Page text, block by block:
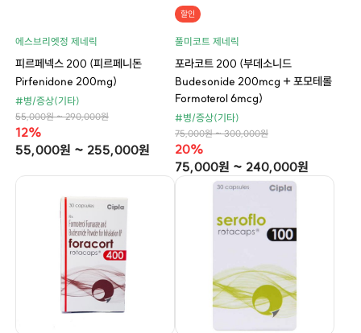
에스브리엣정 제네릭
피르페넥스 200 (피르페니돈
Pirfenidone 200mg)
#병/증상(기타)
55,000원 ~ 290,000원
12%
55,000원 ~ 255,000원
할인
풀미코트 제네릭
포라코트 200 (부데소니드
Budesonide 200mcg + 포모테롤
Formoterol 6mcg)
#병/증상(기타)
75,000원 ~ 300,000원
20%
75,000원 ~ 240,000원